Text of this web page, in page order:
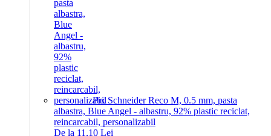
Pix Schneider Reco M, 0.5 mm, pasta
albastra, Blue Angel - albastru, 92% plastic reciclat,
reincarcabil, personalizabil
De la 11,10 Lei